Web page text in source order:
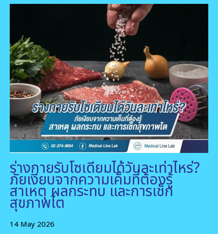
ร่างกายรับโซเดียมได้วันละเท่าไหร่?
ภัยเงียบจากความเค็มที่ต้องรู้
สาเหตุ ผลกระทบ และการเช็ก
สุขภาพไต
14 May 2026